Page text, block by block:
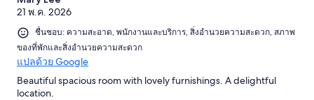
21 พ.ค. 2026
ชื่นชอบ: ความสะอาด, พนักงานและบริการ, สิ่งอำนวยความสะดวก, สภาพ
ของที่พักและสิ่งอำนวยความสะดวก
แปลด้วย Google
Beautiful spacious room with lovely furnishings. A delightful
location.